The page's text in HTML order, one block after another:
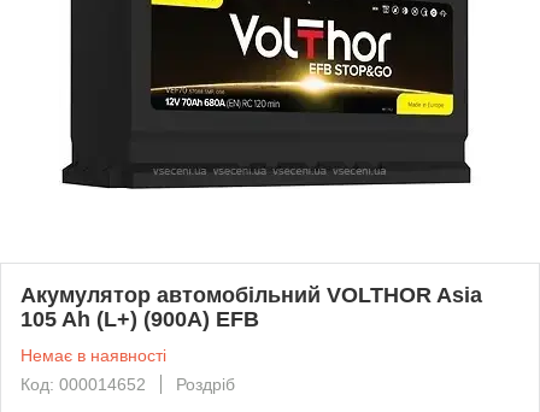
Акумулятор автомобільний VOLTHOR Asia
105 Ah (L+) (900A) EFB
Немає в наявності
Код: 000014652
Роздріб